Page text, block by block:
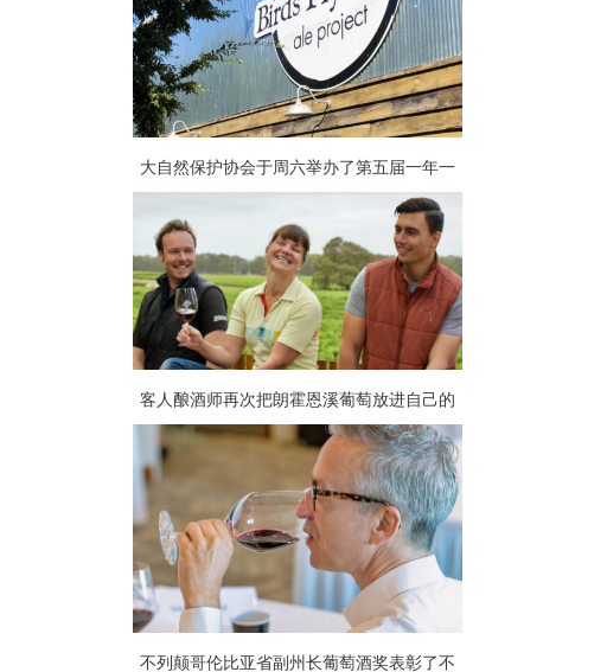
大自然保护协会于周六举办了第五届一年一
度的OktoberForest
客人酿酒师再次把朗霍恩溪葡萄放进自己的
杯子里
不列颠哥伦比亚省副州长葡萄酒奖表彰了不